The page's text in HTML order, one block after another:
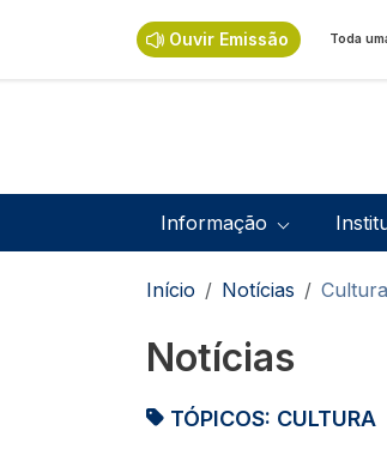
Ouvir Emissão Toda
Navegação
Informação
Navegação
Início Notícias Cultura
Notícias
TÓPICOS: CULTURA